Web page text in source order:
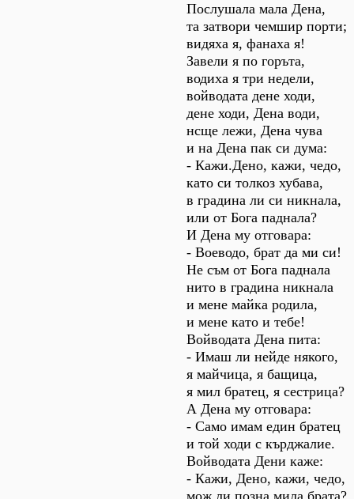
Послушала мала Дена,
та затвори чемшир порти;
видяха я, фанаха я!
Завели я по горъта,
водиха я три недели,
войводата дене ходи,
дене ходи, Дена води,
нсще лежи, Дена чува
и на Дена пак си дума:
- Кажи.Дено, кажи, чедо,
като си толкоз хубава,
в градина ли си никнала,
или от Бога паднала?
И Дена му отговара:
- Воеводо, брат да ми си!
Не съм от Бога паднала
нито в градина никнала
и мене майка родила,
и мене като и тебе!
Войводата Дена пита:
- Имаш ли нейде някого,
я майчица, я бащица,
я мил братец, я сестрица?
А Дена му отговара:
- Само имам един братец
и той ходи с кърджалие.
Войводата Дени каже:
- Кажи, Дено, кажи, чедо,
мож ли позна мила брата?